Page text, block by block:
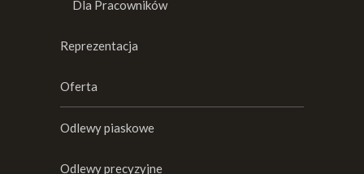
Dla Pracowników
Reprezentacja
Oferta
Odlewy piaskowe
Odlewy precyzyjne